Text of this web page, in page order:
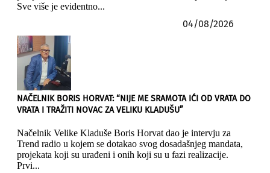
Sve više je evidentno...
04/08/2026
NAČELNIK BORIS HORVAT: “NIJE ME SRAMOTA IĆI OD VRATA DO
VRATA I TRAŽITI NOVAC ZA VELIKU KLADUŠU”
Načelnik Velike Kladuše Boris Horvat dao je intervju za
Trend radio u kojem se dotakao svog dosadašnjeg mandata,
projekata koji su urađeni i onih koji su u fazi realizacije.
Prvi...